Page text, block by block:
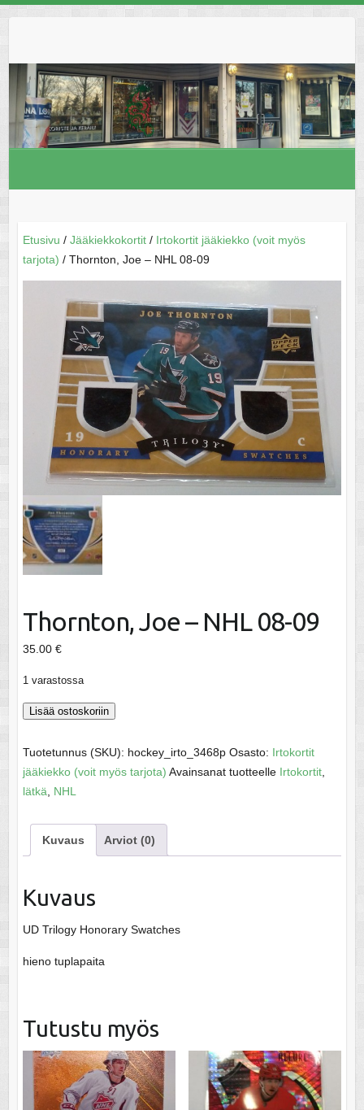
Etusivu / Jääkiekkokortit/ Irtokortit jääkiekko (voit myös
tarjota) / Thornton, Joe – NHL 08-09
Thornton, Joe – NHL 08-09
35.00 €
1 varastossa
Thornton,
-
NHL
08-
määrä
Lisää ostoskoriin
Tuotetunnus (SKU): hockey_irto_3468p Osasto: Irtokortit
jääkiekko (voit myös tarjota) Avainsanat tuotteelle Irtokortit,
lätkä
NHL
Kuvaus Arviot (0)
Kuvaus
UD Trilogy Honorary Swatches
hieno tuplapaita
Tutustu myös